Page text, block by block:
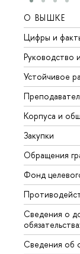
О ВЫШКЕ
Цифры и
Руководство
Устойчивое
Корпуса и
Закупки
Обращения
Фонд
Сведения о
Сведения об